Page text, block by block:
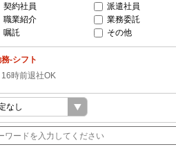
契約社員
派遣社員
職業紹介
業務委託
嘱託
その他
-シフト
16時前退社OK